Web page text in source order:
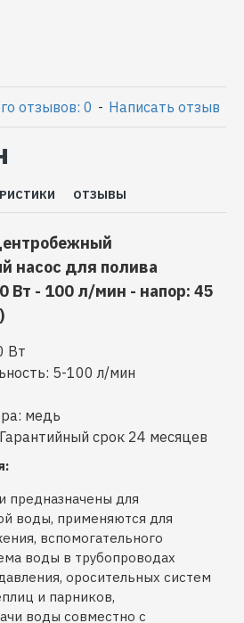
отзывов: 0 - Написать отзыв
ОТЗЫВЫ
насос для полива
Вт - 100 л/мин - напор: 45
Вт
5-100 л/мин
медь
срок 24 месяцев
предназначены для
воды, применяются для
вспомогательного
воды в трубопроводах
оросительных систем
и парников,
воды совместно с